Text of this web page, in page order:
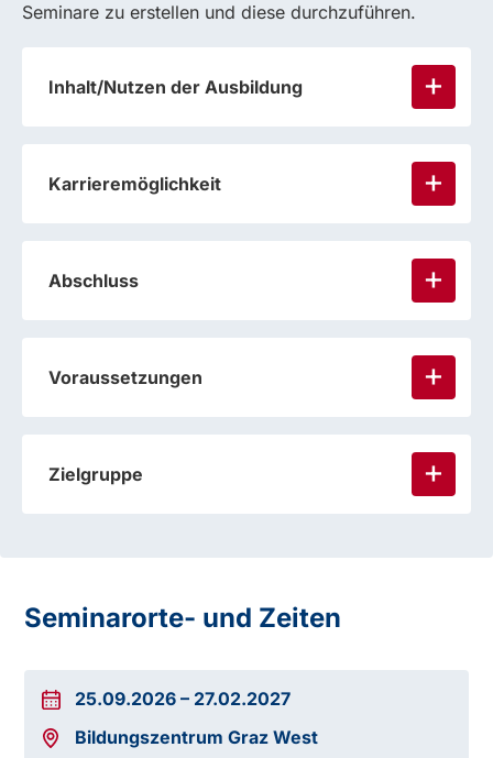
Seminare zu erstellen und diese durchzuführen.
Inhalt/Nutzen der Ausbildung
Bewegung
Modul 3: Ansatz und Wirkungsweise von
Achtsamkeits- und Entspannungstraining
Karrieremöglichkeit
Abschluss
Voraussetzungen
Zielgruppe
Seminarorte- und Zeiten
25.09.2026 – 27.02.2027
Bildungszentrum Graz West